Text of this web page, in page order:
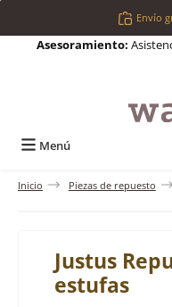
Saltar al contenido principal
Envío
Asesoramiento:
Menú
Inicio Piezas de repuesto
Justus
estufas